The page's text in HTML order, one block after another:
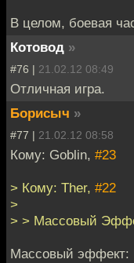
В целом, боевая
Котовод »
#76 | 21.02.12 08:49
Отличная игра.
Борисыч »
#77 | 21.02.12 08:58
Кому: Goblin, #23
> Кому: Ther, #22
>
> > Массовый
Массовый эффект: